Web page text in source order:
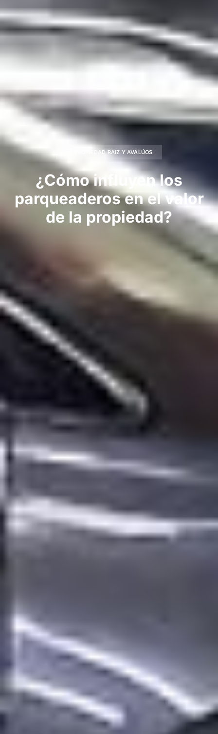
PROPIEDAD RAIZ Y AVALÚOS
¿Cómo influyen los
parqueaderos en el valor
de la propiedad?